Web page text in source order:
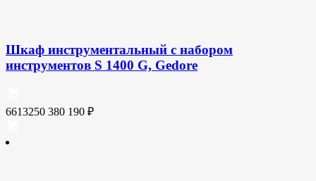
Шкаф инструментальный с набором
инструментов S 1400 G, Gedore
6613250 380 190 ₽